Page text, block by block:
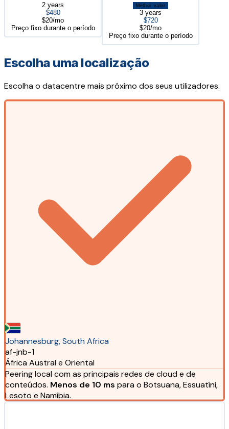
2 years
$480
$20/mo
Preço fixo durante o período
Melhor valor
3 years
$720
$20/mo
Preço fixo durante o período
Escolha uma localização
Escolha o datacentre mais próximo dos seus utilizadores.
Johannesburg, South Africa
af-jnb-1
África Austral e Oriental
Peering local com as principais redes de cloud e de
conteúdos. Menos de 10 ms para o Botsuana, Essuatíni,
Lesoto e Namíbia.